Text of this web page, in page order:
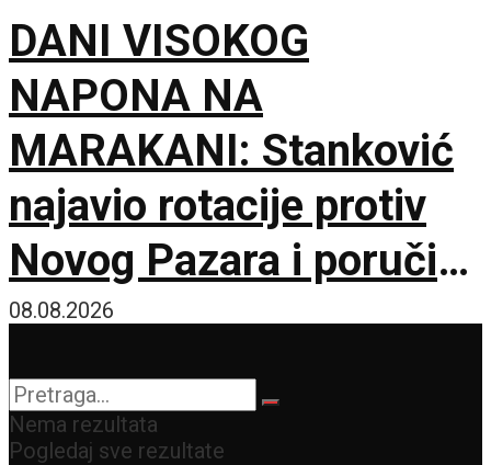
DANI VISOKOG
NAPONA NA
MARAKANI: Stanković
najavio rotacije protiv
Novog Pazara i poručio
– Nije pitanje života i
smrti, ali hoću
maksimum!
08.08.2026
Nema rezultata
Pogledaj sve rezultate